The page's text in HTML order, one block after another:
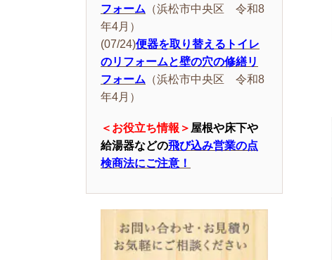
フォーム （浜松市中央区 令和8
年4月）
(07/24)便器を取り替えるトイレ
のリフォームと壁の穴の修繕リ
フォーム （浜松市中央区 令和8
年4月）
＜お役立ち情報＞ 屋根や床下や
給湯器などの飛び込み営業の点
検商法にご注意！